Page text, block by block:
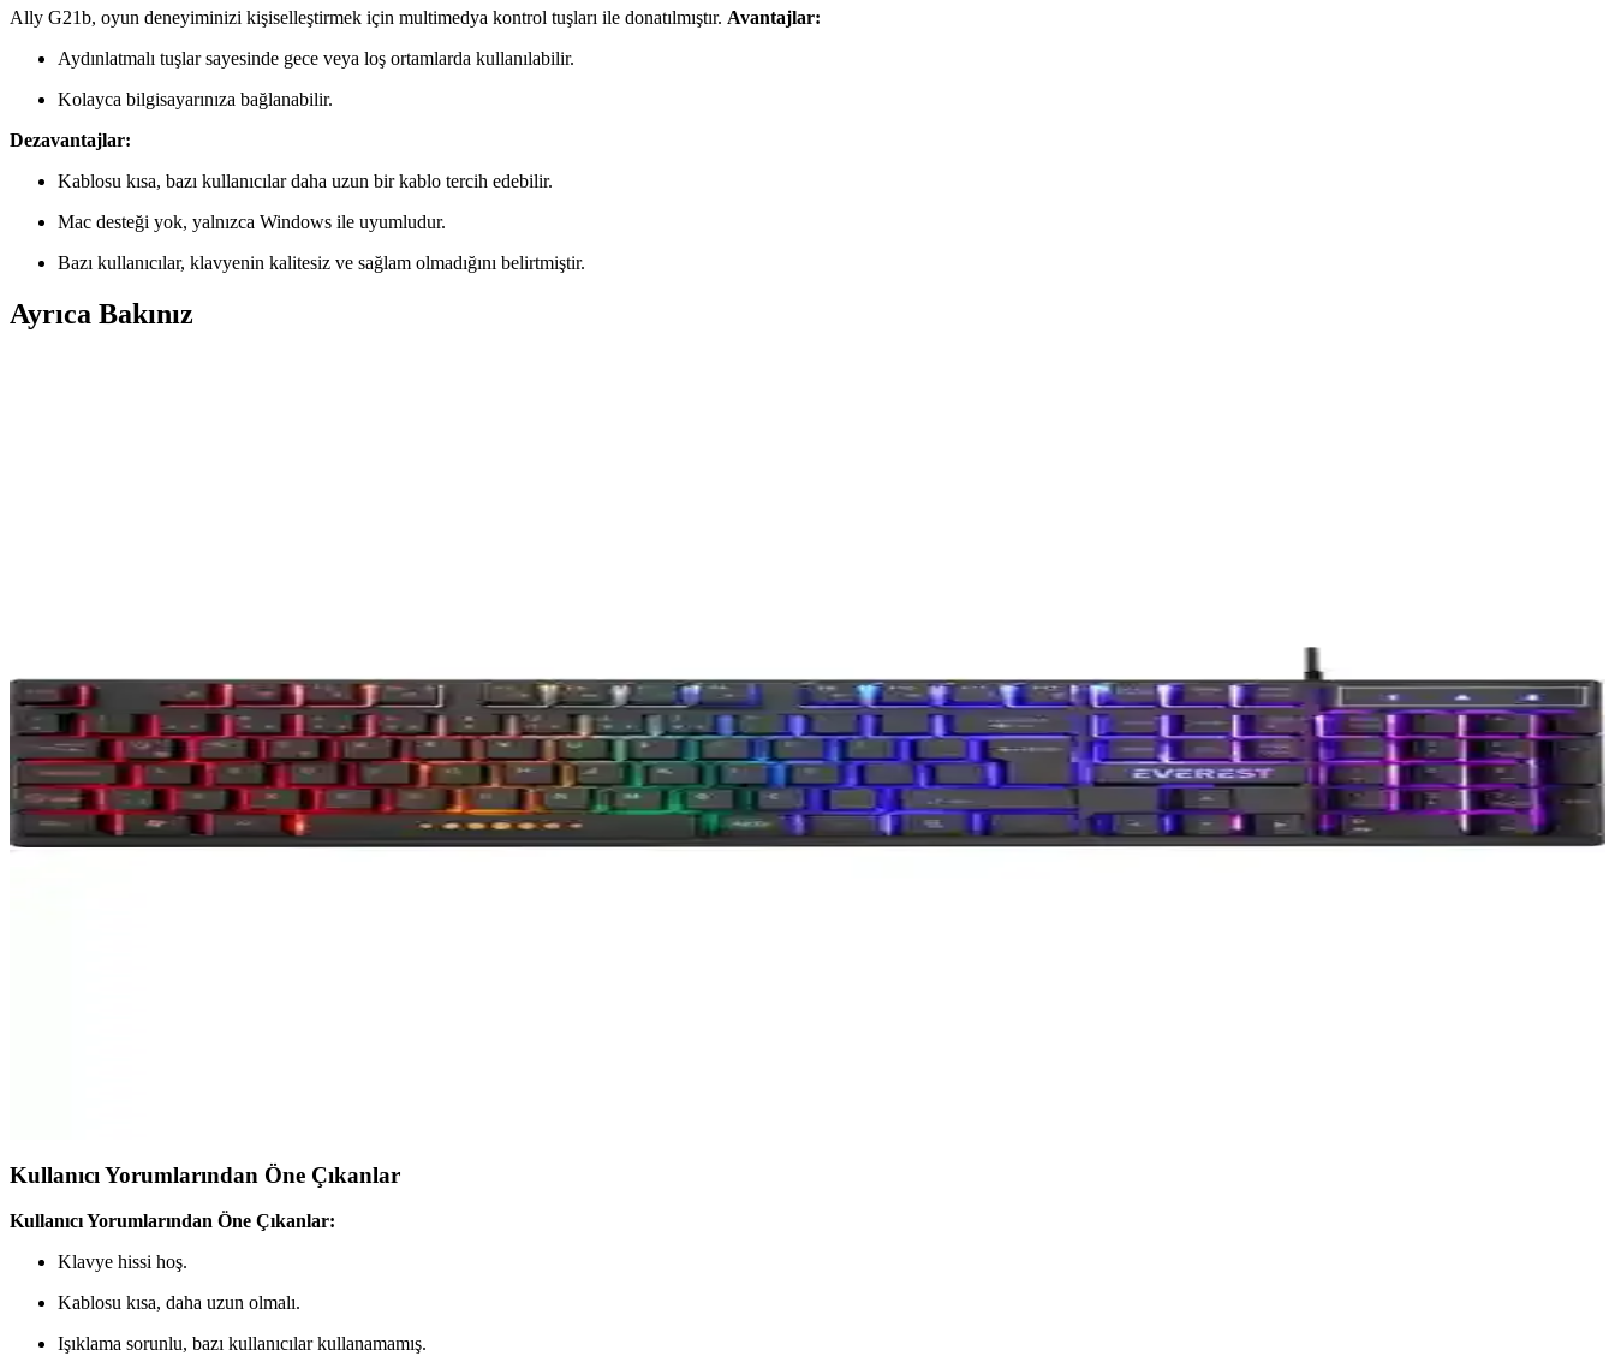
Ally G21b, oyun deneyiminizi kişiselleştirmek için multimedya kontrol tuşları ile donatılmıştır. Avantajlar:
Aydınlatmalı tuşlar sayesinde gece veya loş ortamlarda kullanılabilir.
Kolayca bilgisayarınıza bağlanabilir.
Dezavantajlar:
Kablosu kısa, bazı kullanıcılar daha uzun bir kablo tercih edebilir.
Mac desteği yok, yalnızca Windows ile uyumludur.
Bazı kullanıcılar, klavyenin kalitesiz ve sağlam olmadığını belirtmiştir.
Ayrıca Bakınız
Madlions MAD68 ve Redragon K616 Fizz Pro klavyeleri, özellikleri ve kullanıcı geri bildirimleriyle detaylı karşılaştırıldı. Performans, dayanıklılık ve kullanım kolaylığı açısından farklar ortaya kondu.
Rampage KB-R28 Blade Plus ve KB-R92 Thunder Mekanik Oyuncu Klavye Karşılaştırması
Rampage KB-R28 Blade Plus ve KB-R92 Thunder modellerinin özellikleri, kullanıcı yorumları ve performansları detaylı karşılaştırmasıyla en uygun klavyeyi seçmenize yardımcı oluyor.
Everest KB-120 ve KB-24 Klavye Karşılaştırması: Özellikler ve Kullanıcı Yorumları
Kullanıcı Yorumlarından Öne Çıkanlar
Kullanıcı Yorumlarından Öne Çıkanlar:
Klavye hissi hoş.
Kablosu kısa, daha uzun olmalı.
Işıklama sorunlu, bazı kullanıcılar kullanamamış.